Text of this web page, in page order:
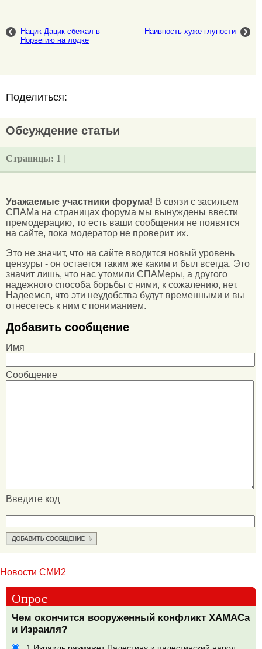
Нацик Дацик сбежал в
Норвегию на лодке
Наивность хуже глупости
Поделиться:
Обсуждение статьи
Страницы: 1 |
Уважаемые участники форума! В связи с засильем
СПАМа на страницах форума мы вынуждены ввести
премодерацию, то есть ваши сообщения не появятся
на сайте, пока модератор не проверит их.
Это не значит, что на сайте вводится новый уровень
цензуры - он остается таким же каким и был всегда. Это
значит лишь, что нас утомили СПАМеры, а другого
надежного способа борьбы с ними, к сожалению, нет.
Надеемся, что эти неудобства будут временными и вы
отнесетесь к ним с пониманием.
Добавить сообщение
Имя
Сообщение
Введите код
Новости СМИ2
Опрос
Чем окончится вооруженный конфликт ХАМАСа
и Израиля?